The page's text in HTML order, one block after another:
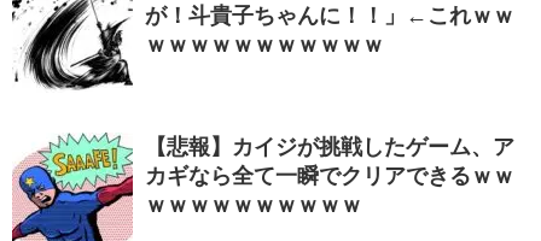
が！斗貴子ちゃんに！！」←これｗｗ
ｗｗｗｗｗｗｗｗｗｗｗ
【悲報】カイジが挑戦したゲーム、ア
カギなら全て一瞬でクリアできるｗｗ
ｗｗｗｗｗｗｗｗｗｗ